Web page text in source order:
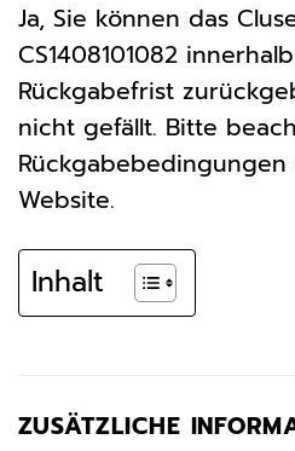
Ja, Sie können das
CS1408101082
Rückgabefrist
nicht gefällt. Bitte
Website.
Inhalt
ZUSÄTZLICHE